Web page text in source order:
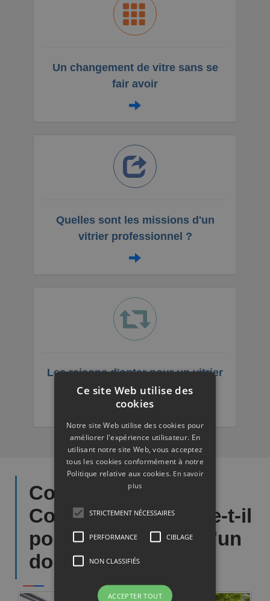
Un changement de vitre sans se
fair avoir
Quelles sont les missions d'un
vitrier professionnel ?
Les raisons d'opter pour un vitrier
professionnel ?
Comment le vitrier
Courbevoie procède-t-il
pour l’installation d’un
double vitrage ?
Ce site Web utilise des
cookies
Notre site Web utilise des cookies pour
améliorer l'expérience utilisateur. En
utilisant notre site Web, vous acceptez
tous les cookies conformément à notre
Politique relative aux cookies. En savoir
plus
STRICTEMENT NÉCESSAIRES
PERFORMANCE CIBLAGE
NON CLASSIFIÉS
ACCEPTER TOUT